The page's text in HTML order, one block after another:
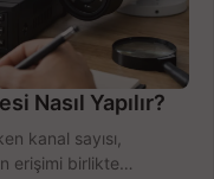
Nasıl Yapılır?
kanal sayısı,
erişimi birlikte